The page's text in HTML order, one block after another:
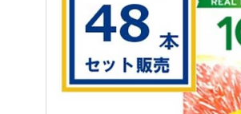
カテゴリから探す
冷凍食品